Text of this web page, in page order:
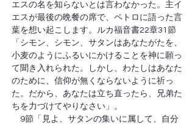
エスの名を知らないとは言わなかった。主イ
エスが最後の晩餐の席で、ペトロに語った言
葉を想い起こします。ルカ福音書22章31節
「シモン、シモン、サタンはあなたがたを、
小麦のようにふるいにかけることを神に願っ
て聞き入れられた。しかし、わたしはあなた
のために、信仰が無くならないように祈っ
た。だから、あなたは立ち直ったら、兄弟た
ちを力づけてやりなさい」。
9節「見よ、サタンの集いに属して、自分